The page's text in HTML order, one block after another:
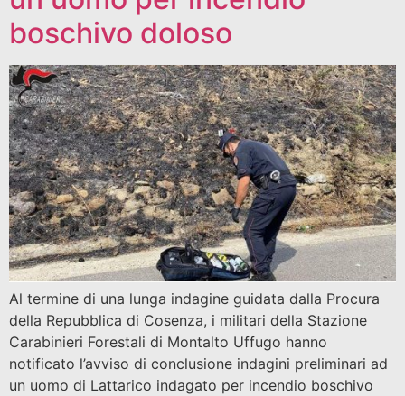
boschivo doloso
Al termine di una lunga indagine guidata dalla Procura
della Repubblica di Cosenza, i militari della Stazione
Carabinieri Forestali di Montalto Uffugo hanno
notificato l’avviso di conclusione indagini preliminari ad
un uomo di Lattarico indagato per incendio boschivo